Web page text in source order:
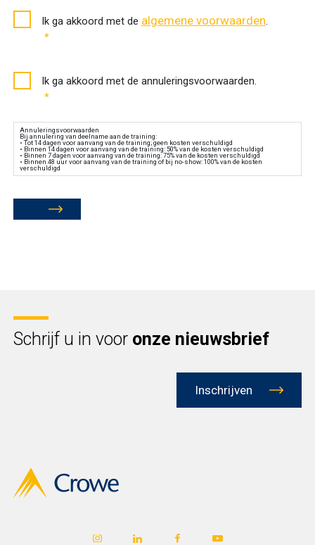
Akkoord
algemene
Ik ga akkoord met de algemene voorwaarden.
*
Akkoord
annuleringsvoorwaarden
Ik ga akkoord met de annuleringsvoorwaarden.
*
Annuleringsvoorwaarden
Bij annulering van deelname aan de training:
• Tot 14 dagen voor aanvang van de training; geen kosten verschuldigd
• Binnen 14 dagen voor aanvang van de training: 50% van de kosten verschuldigd
• Binnen 7 dagen voor aanvang van de training: 75% van de kosten verschuldigd
• Binnen 48 uur voor aanvang van de training of bij no-show: 100% van de kosten
verschuldigd
Schrijf u in voor onze nieuwsbrief
Inschrijven